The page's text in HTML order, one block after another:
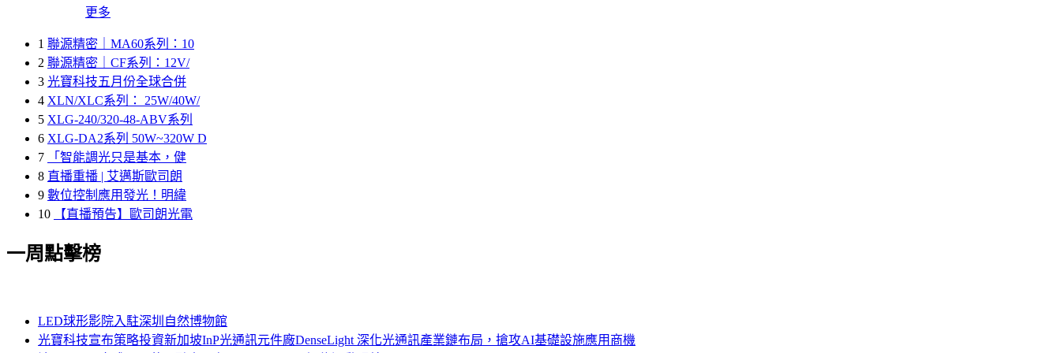
更多
1 聯源精密｜MA60系列：10
2 聯源精密｜CF系列：12V/
3 光寶科技五月份全球合併
4 XLN/XLC系列： 25W/40W/
5 XLG-240/320-48-ABV系列
6 XLG-DA2系列 50W~320W D
7
「智能調光只是基本，健
8 直播重播 | 艾邁斯歐司朗
9 數位控制應用發光！明緯
10
【直播預告】歐司朗光電
一周點擊榜
LED球形影院入駐深圳自然博物館
光寶科技宣布策略投資新加坡InP光通訊元件廠DenseLight 深化光通訊產業鏈布局，搶攻AI基礎設施應用商機